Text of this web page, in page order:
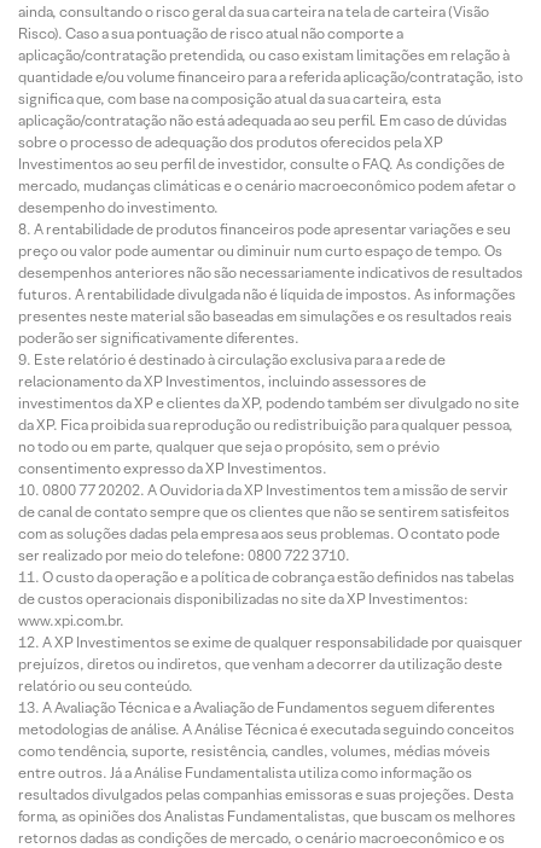
ainda, consultando o risco geral da sua carteira na tela de carteira (Visão
Risco). Caso a sua pontuação de risco atual não comporte a
aplicação/contratação pretendida, ou caso existam limitações em relação à
quantidade e/ou volume financeiro para a referida aplicação/contratação, isto
significa que, com base na composição atual da sua carteira, esta
aplicação/contratação não está adequada ao seu perfil. Em caso de dúvidas
sobre o processo de adequação dos produtos oferecidos pela XP
Investimentos ao seu perfil de investidor, consulte o FAQ. As condições de
mercado, mudanças climáticas e o cenário macroeconômico podem afetar o
desempenho do investimento.
A rentabilidade de produtos financeiros pode apresentar variações e seu
preço ou valor pode aumentar ou diminuir num curto espaço de tempo. Os
desempenhos anteriores não são necessariamente indicativos de resultados
futuros. A rentabilidade divulgada não é líquida de impostos. As informações
presentes neste material são baseadas em simulações e os resultados reais
poderão ser significativamente diferentes.
Este relatório é destinado à circulação exclusiva para a rede de
relacionamento da XP Investimentos, incluindo assessores de
investimentos da XP e clientes da XP, podendo também ser divulgado no site
da XP. Fica proibida sua reprodução ou redistribuição para qualquer pessoa,
no todo ou em parte, qualquer que seja o propósito, sem o prévio
consentimento expresso da XP Investimentos.
0800 77 20202. A Ouvidoria da XP Investimentos tem a missão de servir
de canal de contato sempre que os clientes que não se sentirem satisfeitos
com as soluções dadas pela empresa aos seus problemas. O contato pode
ser realizado por meio do telefone: 0800 722 3710.
O custo da operação e a política de cobrança estão definidos nas tabelas
de custos operacionais disponibilizadas no site da XP Investimentos:
www.xpi.com.br.
A XP Investimentos se exime de qualquer responsabilidade por quaisquer
prejuízos, diretos ou indiretos, que venham a decorrer da utilização deste
relatório ou seu conteúdo.
A Avaliação Técnica e a Avaliação de Fundamentos seguem diferentes
metodologias de análise. A Análise Técnica é executada seguindo conceitos
como tendência, suporte, resistência, candles, volumes, médias móveis
entre outros. Já a Análise Fundamentalista utiliza como informação os
resultados divulgados pelas companhias emissoras e suas projeções. Desta
forma, as opiniões dos Analistas Fundamentalistas, que buscam os melhores
retornos dadas as condições de mercado, o cenário macroeconômico e os